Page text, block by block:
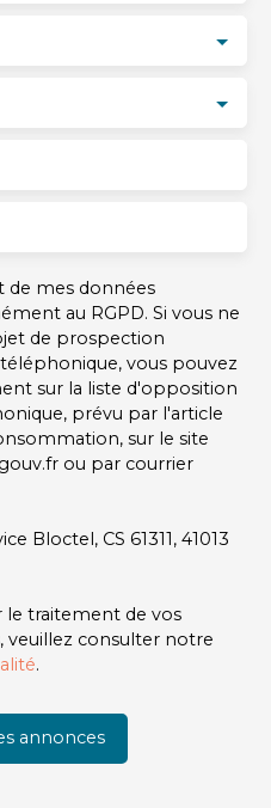
de mes données
au RGPD. Si vous ne
de prospection
vous pouvez
sur la liste d'opposition
prévu par l'article
sur le site
ou par courrier
Bloctel, CS 61311, 41013
le traitement de vos
veuillez consulter notre
.
annonces